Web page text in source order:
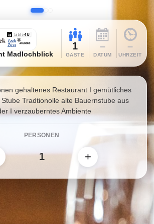
Madlochblick
1
GÄSTE
–
DATUM
–
UHRZEIT
gehaltenes Restaurant I gemütliches
Tradtionolle alte Bauernstube aus
I verzauberntes Ambiente
PERSONEN
+